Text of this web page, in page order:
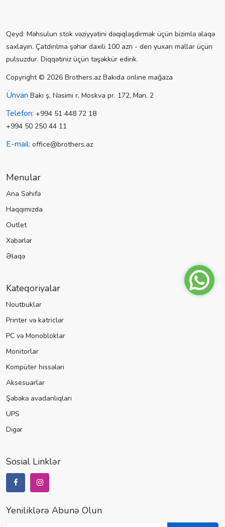
Qeyd: Məhsulun stok vəziyyətini dəqiqləşdirmək üçün bizimlə əlaqə
saxlayın. Çatdırılma şəhər daxili 100 azn - den yuxarı mallar üçün
pulsuzdur. Diqqətiniz üçün təşəkkür edirik.
Copyright © 2026 Brothers.az Bakıda online mağaza
Ünvan Bakı ş, Nəsimi r, Moskva pr. 172, Mən. 2
Telefon: +994 51 448 72 18
+994 50 250 44 11
E-mail: office@brothers.az
Menular
Ana Səhifə
Haqqımızda
Outlet
Xəbərlər
Əlaqə
Kateqoriyalar
Noutbuklar
Printer və katriclər
PC və Monobloklar
Monitorlar
Kompüter hissələri
Aksesuarlar
Şəbəkə avadanlıqları
UPS
Digər
Sosial Linklər
Yeniliklərə Abunə Olun